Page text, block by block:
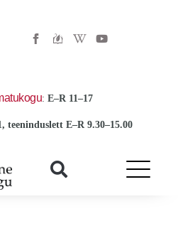
W
i
d
-
Y
o
:E–R 11–17
teeninduslett E–R 9.30–15.00